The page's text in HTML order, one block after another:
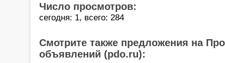
Число просмотров:
сегодня: 1, всего: 284
Смотрите также предложения на
объявлений (pdo.ru):